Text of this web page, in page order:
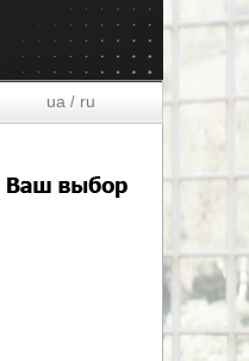
ua/ ru